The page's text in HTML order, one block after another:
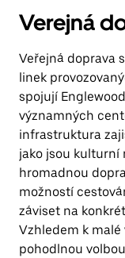
Verejná
Veřejná doprava
linek
spojují
významných
infrastruktura
jako jsou kulturní
hromadnou
možností
záviset na
Vzhledem k
pohodlnou